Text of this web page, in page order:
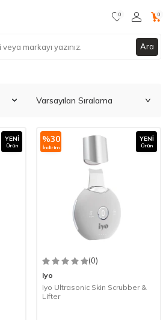
Ara
0 0
YENI
Ürün
%30
İndirim
YENI
Ürün
(0)
Iyo
Iyo Ultrasonic Skin Scrubber &
Lifter